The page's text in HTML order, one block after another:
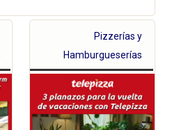
Pizzerías y
Hamburgueserías